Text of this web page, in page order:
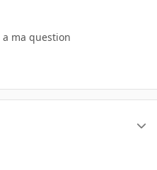
ma question